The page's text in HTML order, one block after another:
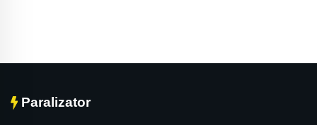
Paralizator